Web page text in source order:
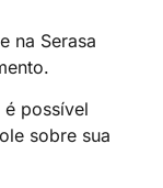
na Serasa
possível
sobre sua